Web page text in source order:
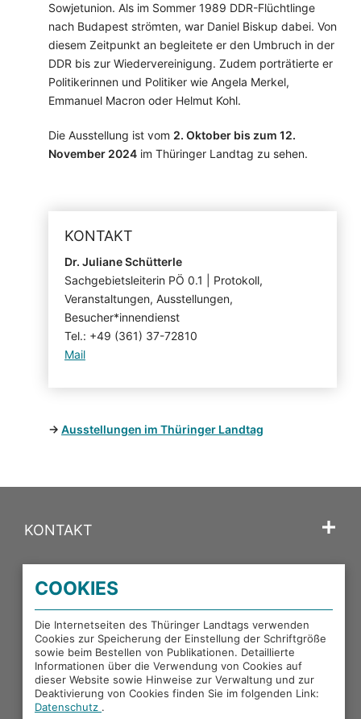
Sowjetunion. Als im Sommer 1989 DDR-Flüchtlinge
nach Budapest strömten, war Daniel Biskup dabei. Von
diesem Zeitpunkt an begleitete er den Umbruch in der
DDR bis zur Wiedervereinigung. Zudem porträtierte er
Politikerinnen und Politiker wie Angela Merkel,
Emmanuel Macron oder Helmut Kohl.
Die Ausstellung ist vom 2. Oktober bis zum 12.
November 2024 im Thüringer Landtag zu sehen.
KONTAKT
Dr. Juliane Schütterle
Sachgebietsleiterin PÖ 0.1 | Protokoll,
Veranstaltungen, Ausstellungen,
Besucher*innendienst
Tel.: +49 (361) 37-72810
Mail
→ Ausstellungen im Thüringer Landtag
KONTAKT
PORTALE DES THÜRINGER LANDTAGS
EXTERNE LINKS
COOKIES
Die Internetseiten des Thüringer Landtags verwenden
Cookies zur Speicherung der Einstellung der Schriftgröße
sowie beim Bestellen von Publikationen. Detaillierte
Informationen über die Verwendung von Cookies auf
dieser Website sowie Hinweise zur Verwaltung und zur
Deaktivierung von Cookies finden Sie im folgenden Link:
Datenschutz .